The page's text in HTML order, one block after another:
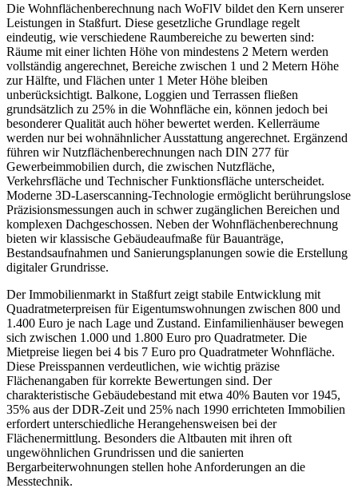
Die Wohnflächenberechnung nach WoFlV bildet den Kern unserer
Leistungen in Staßfurt. Diese gesetzliche Grundlage regelt
eindeutig, wie verschiedene Raumbereiche zu bewerten sind:
Räume mit einer lichten Höhe von mindestens 2 Metern werden
vollständig angerechnet, Bereiche zwischen 1 und 2 Metern Höhe
zur Hälfte, und Flächen unter 1 Meter Höhe bleiben
unberücksichtigt. Balkone, Loggien und Terrassen fließen
grundsätzlich zu 25% in die Wohnfläche ein, können jedoch bei
besonderer Qualität auch höher bewertet werden. Kellerräume
werden nur bei wohnähnlicher Ausstattung angerechnet. Ergänzend
führen wir Nutzflächenberechnungen nach DIN 277 für
Gewerbeimmobilien durch, die zwischen Nutzfläche,
Verkehrsfläche und Technischer Funktionsfläche unterscheidet.
Moderne 3D-Laserscanning-Technologie ermöglicht berührungslose
Präzisionsmessungen auch in schwer zugänglichen Bereichen und
komplexen Dachgeschossen. Neben der Wohnflächenberechnung
bieten wir klassische Gebäudeaufmaße für Bauanträge,
Bestandsaufnahmen und Sanierungsplanungen sowie die Erstellung
digitaler Grundrisse.
Der Immobilienmarkt in Staßfurt zeigt stabile Entwicklung mit
Quadratmeterpreisen für Eigentumswohnungen zwischen 800 und
1.400 Euro je nach Lage und Zustand. Einfamilienhäuser bewegen
sich zwischen 1.000 und 1.800 Euro pro Quadratmeter. Die
Mietpreise liegen bei 4 bis 7 Euro pro Quadratmeter Wohnfläche.
Diese Preisspannen verdeutlichen, wie wichtig präzise
Flächenangaben für korrekte Bewertungen sind. Der
charakteristische Gebäudebestand mit etwa 40% Bauten vor 1945,
35% aus der DDR-Zeit und 25% nach 1990 errichteten Immobilien
erfordert unterschiedliche Herangehensweisen bei der
Flächenermittlung. Besonders die Altbauten mit ihren oft
ungewöhnlichen Grundrissen und die sanierten
Bergarbeiterwohnungen stellen hohe Anforderungen an die
Messtechnik.